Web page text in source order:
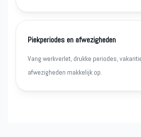
Piekperiodes en afwezigheden
Vang werkverlet, drukke periodes,
afwezigheden makkelijk op.